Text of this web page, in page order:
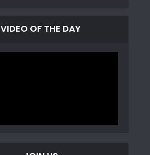
VIDEO OF THE DAY